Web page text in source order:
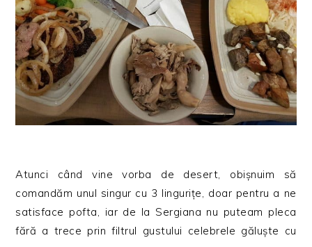
Atunci când vine vorba de desert, obișnuim să
comandăm unul singur cu 3 lingurițe, doar pentru a ne
satisface pofta, iar de la Sergiana nu puteam pleca
fără a trece prin filtrul gustului celebrele găluște cu